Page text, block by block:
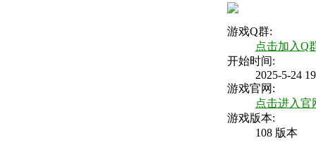
游戏Q群:
点击加入Q
开始时间:
2025-5-24
游戏官网:
点击进入官
游戏版本:
108 版本